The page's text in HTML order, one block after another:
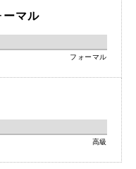
ーマル
フォーマル
高級